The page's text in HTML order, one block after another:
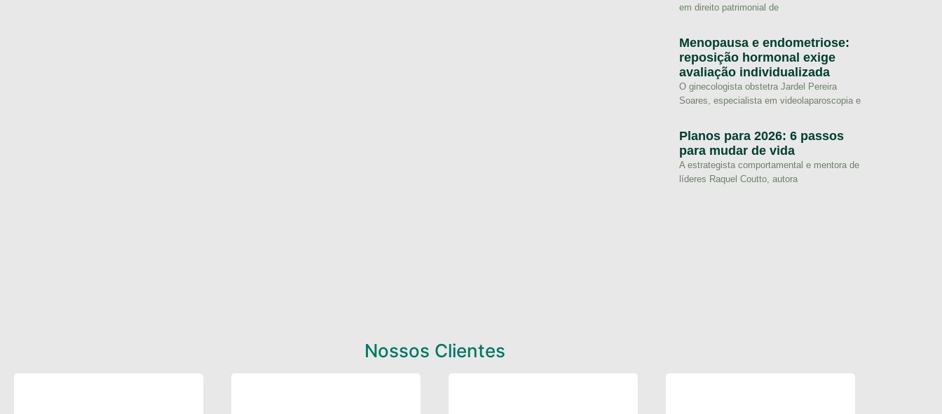
em direito patrimonial de
Menopausa e endometriose:
reposição hormonal exige
avaliação individualizada
O ginecologista obstetra Jardel Pereira
Soares, especialista em videolaparoscopia e
Planos para 2026: 6 passos
para mudar de vida
A estrategista comportamental e mentora de
líderes Raquel Coutto, autora
Nossos Clientes